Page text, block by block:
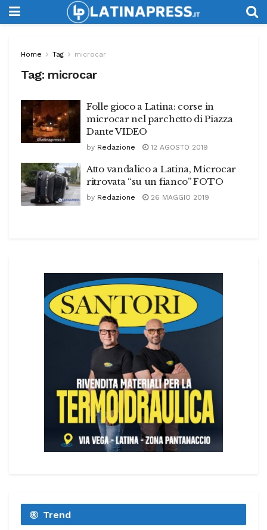
Home Tag microcar
Tag: microcar
Folle gioco a Latina: corse in
microcar nel parchetto di Piazza
Dante VIDEO
by Redazione 12 AGOSTO 2019
Atto vandalico a Latina, Microcar
ritrovata “su un fianco” FOTO
by Redazione 26 MAGGIO 2019
Trend